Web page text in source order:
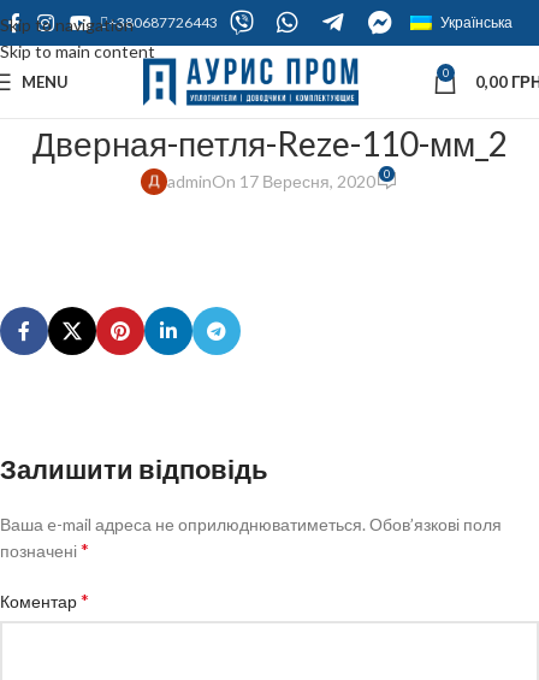
Skip to navigation
Skip to main content
+380687726443 Українська
MENU 0 0,00
Дверная-петля-Reze-110-мм_2
adminOn 17 Вересня, 2020 0
Залишити відповідь
Ваша e-mail адреса не оприлюднюватиметься. Обов’язкові поля
позначені*
Коментар*